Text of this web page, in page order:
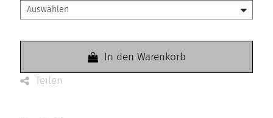
In den Warenkorb
Teilen